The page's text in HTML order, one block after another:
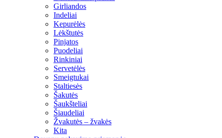
Girliandos
Indeliai
Kepurėlės
Lėkštutės
Pinjatos
Puodeliai
Rinkiniai
Servetėlės
Smeigtukai
Staltiesės
Šakutės
Šaukšteliai
Šiaudeliai
Žvakutės – žvakės
Kita